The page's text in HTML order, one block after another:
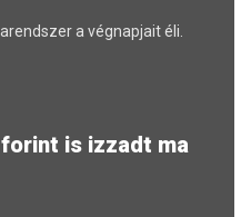
a végnapjait éli.
is izzadt ma